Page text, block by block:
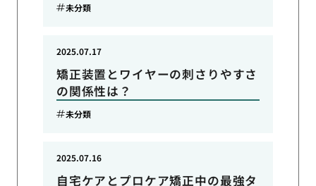
未分類
矯正装置とワイヤーの刺さりやすさ
の関係性は？
2025.07.17
未分類
自宅ケアとプロケア矯正中の最強タ
2025.07.16